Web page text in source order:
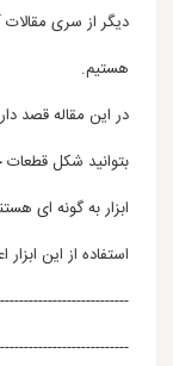
دیگر از سری
هستیم.
در این مقاله قصد
بتوانید شکل
ابزار به گونه ای
استفاده از این